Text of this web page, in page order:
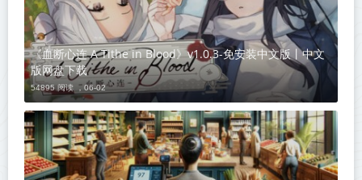
《血断心连 A Tithe in Blood》v1.0.3-免安装中文版丨中文
版网盘下载
54895 阅读 ， 06-02